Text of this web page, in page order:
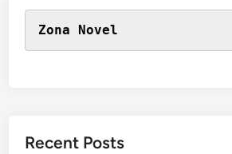
Zona Novel
Recent Posts